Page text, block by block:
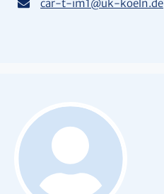
car-t-im1@uk-koeln.de